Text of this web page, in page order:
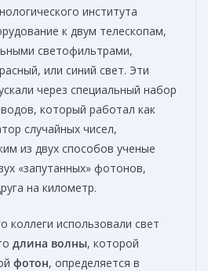
института
к двум телескопам,
светофильтрами,
или синий свет. Эти
через специальный набор
который работал как
случайных чисел,
из двух способов ученые
«запутанных» фотонов,
на километр.
коллеги использовали свет
длина волны, которой
фотон, определяется в